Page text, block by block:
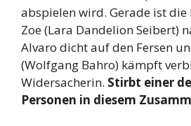
abspielen wird. Gerade ist
Zoe (Lara Dandelion Seibert)
Alvaro dicht auf den Fersen
(Wolfgang Bahro) kämpft
Widersacherin. Stirbt einer
Personen in diesem